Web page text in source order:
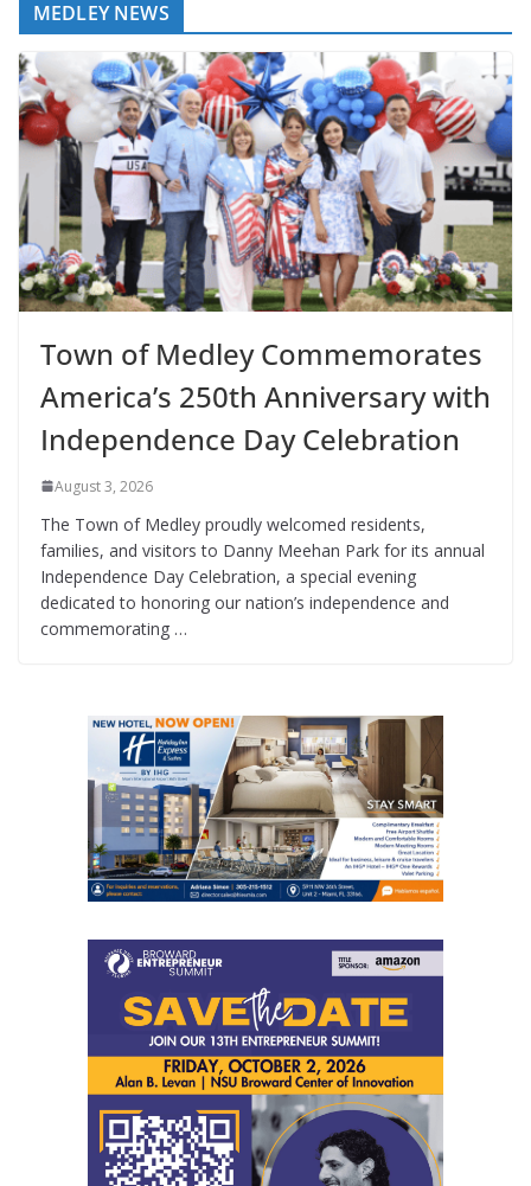
MEDLEY NEWS
Town of Medley Commemorates
America’s 250th Anniversary with
Independence Day Celebration
August 3, 2026
The Town of Medley proudly welcomed residents,
families, and visitors to Danny Meehan Park for its annual
Independence Day Celebration, a special evening
dedicated to honoring our nation’s independence and
commemorating …